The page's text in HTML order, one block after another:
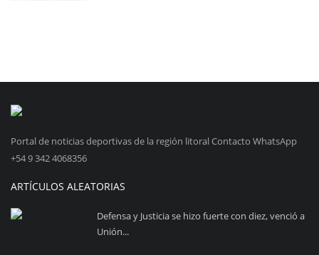
Portal de noticias deportivas de la región litoral Contacto WhatsApp
+54 9 342 4068356
ARTÍCULOS ALEATORIAS
Defensa y Justicia se hizo fuerte con diez, venció a
Unión...